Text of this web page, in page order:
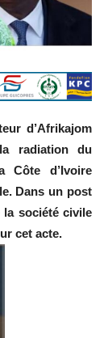
d’Afrikajom
radiation du
Côte d’Ivoire
Dans un post
la société civile
cet acte.